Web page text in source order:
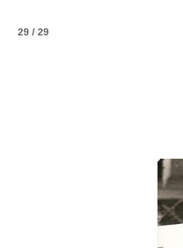
29 / 29